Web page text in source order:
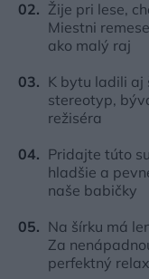
Žije pri lese,
Miestni
ako malý raj
K bytu ladili aj
stereotyp,
režiséra
Pridajte túto
hladšie a
naše babičky
Na šírku má
Za
perfektný relax